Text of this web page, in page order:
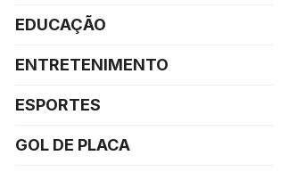
EDUCAÇÃO
ENTRETENIMENTO
ESPORTES
GOL DE PLACA